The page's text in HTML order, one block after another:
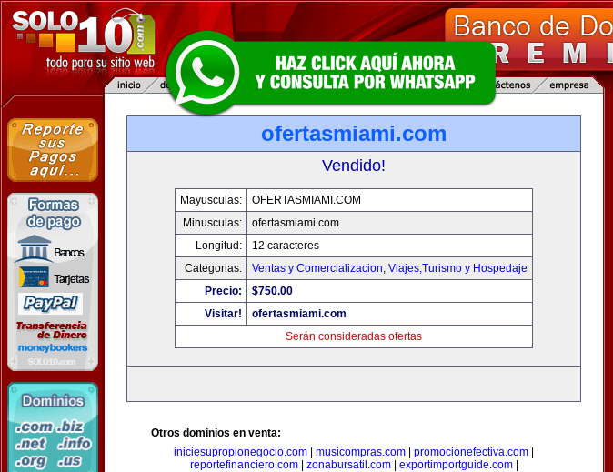
ofertasmiami.com
Vendido!
Mayusculas:
OFERTASMIAMI.COM
Minusculas:
ofertasmiami.com
Longitud:
12 caracteres
Categorias:
Ventas y Comercializacion, Viajes,Turismo y Hospedaje
Precio:
$750.00
Visitar!
ofertasmiami.com
Serán consideradas ofertas
Otros dominios en venta:
iniciesupropionegocio.com
musicompras.com promocionefectiva.com
reportefinanciero.com| zonabursatil.com| exportimportguide.com|